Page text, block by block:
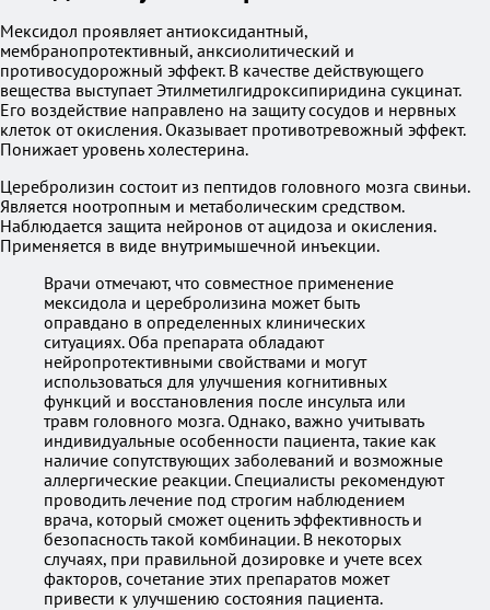
Мексидол проявляет антиоксидантный,
мембранопротективный, анксиолитический и
противосудорожный эффект. В качестве действующего
вещества выступает Этилметилгидроксипиридина сукцинат.
Его воздействие направлено на защиту сосудов и нервных
клеток от окисления. Оказывает противотревожный эффект.
Понижает уровень холестерина.
Церебролизин состоит из пептидов головного мозга свиньи.
Является ноотропным и метаболическим средством.
Наблюдается защита нейронов от ацидоза и окисления.
Применяется в виде внутримышечной инъекции.
Врачи отмечают, что совместное применение
мексидола и церебролизина может быть
оправдано в определенных клинических
ситуациях. Оба препарата обладают
нейропротективными свойствами и могут
использоваться для улучшения когнитивных
функций и восстановления после инсульта или
травм головного мозга. Однако, важно учитывать
индивидуальные особенности пациента, такие как
наличие сопутствующих заболеваний и возможные
аллергические реакции. Специалисты рекомендуют
проводить лечение под строгим наблюдением
врача, который сможет оценить эффективность и
безопасность такой комбинации. В некоторых
случаях, при правильной дозировке и учете всех
факторов, сочетание этих препаратов может
привести к улучшению состояния пациента.